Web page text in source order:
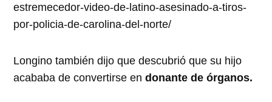
estremecedor-video-de-latino-asesinado-a-tiros-
por-policia-de-carolina-del-norte/
Longino también dijo que descubrió que su hijo
acababa de convertirse endonante de órganos.